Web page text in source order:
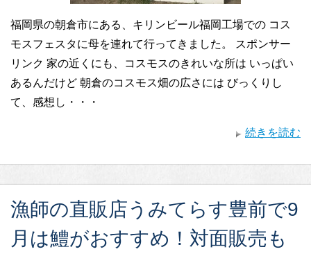
福岡県の朝倉市にある、キリンビール福岡工場での コス
モスフェスタに母を連れて行ってきました。 スポンサー
リンク 家の近くにも、コスモスのきれいな所は いっぱい
あるんだけど 朝倉のコスモス畑の広さには びっくりし
て、感想し・・・
続きを読む
漁師の直販店うみてらす豊前で9
月は鱧がおすすめ！対面販売も